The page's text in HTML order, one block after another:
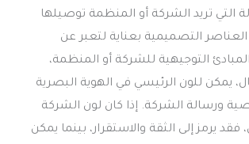
التي تريد الشركة أو المنظمة توصيلها
التصميمية بعناية لتعبر عن
التوجيهية للشركة أو المنظمة،
يمكن للون الرئيسي في الهوية البصرية
ورسالة الشركة. إذا كان لون الشركة
فقد يرمز إلى الثقة والاستقرار، بينما يمكن